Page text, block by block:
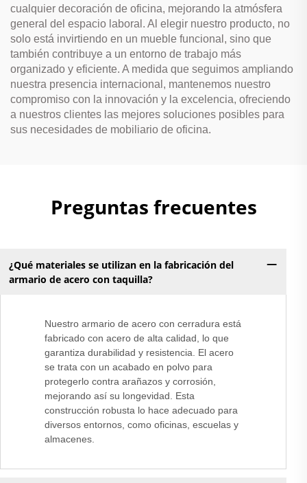
cualquier decoración de oficina, mejorando la atmósfera
general del espacio laboral. Al elegir nuestro producto, no
solo está invirtiendo en un mueble funcional, sino que
también contribuye a un entorno de trabajo más
organizado y eficiente. A medida que seguimos ampliando
nuestra presencia internacional, mantenemos nuestro
compromiso con la innovación y la excelencia, ofreciendo
a nuestros clientes las mejores soluciones posibles para
sus necesidades de mobiliario de oficina.
Preguntas frecuentes
¿Qué materiales se utilizan en la fabricación del
armario de acero con taquilla?
Nuestro armario de acero con cerradura está
fabricado con acero de alta calidad, lo que
garantiza durabilidad y resistencia. El acero
se trata con un acabado en polvo para
protegerlo contra arañazos y corrosión,
mejorando así su longevidad. Esta
construcción robusta lo hace adecuado para
diversos entornos, como oficinas, escuelas y
almacenes.